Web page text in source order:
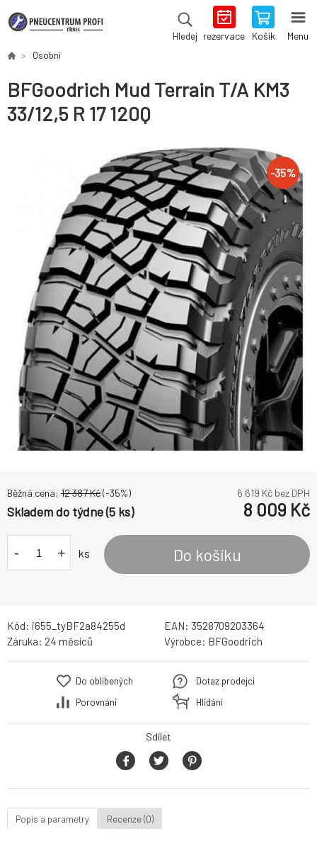
Hledej rezervace Košík Menu
Osobní
BFGoodrich Mud Terrain T/A KM3
33/12,5 R 17 120Q
-35%
Běžná cena: 12 387Kč(-35%) 6 619 Kč bez DPH
Skladem do týdne (5 ks) 8 009 Kč
- + ks Do košíku
Kód: i655_tyBF2a84255d EAN: 3528709203364
Záruka: 24 měsíců Výrobce: BFGoodrich
Do oblíbených
Porovnání
Dotaz prodejci
Hlídání
Sdílet
Popis a parametry Recenze (0)